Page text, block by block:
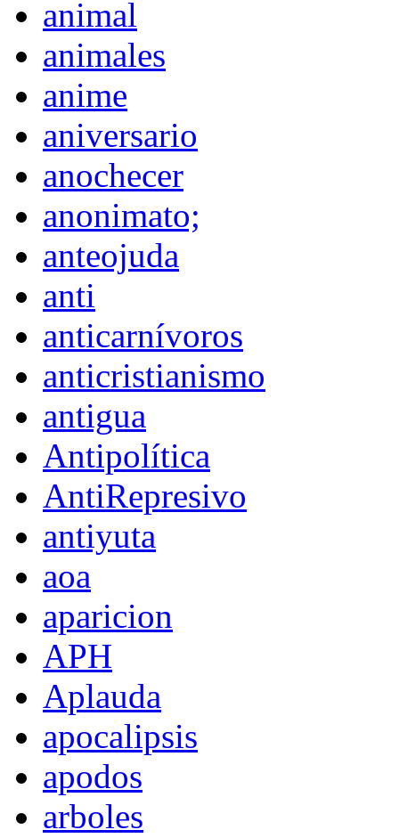
animal
animales
anime
aniversario
anochecer
anonimato;
anteojuda
anti
anticarnívoros
anticristianismo
antigua
Antipolítica
AntiRepresivo
antiyuta
aoa
aparicion
APH
Aplauda
apocalipsis
apodos
arboles